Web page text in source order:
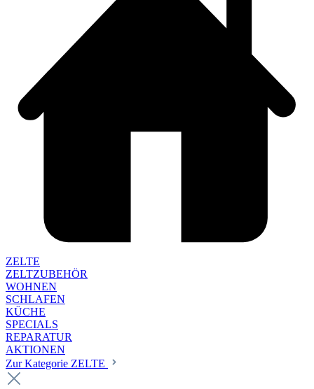
ZELTE
ZELTZUBEHÖR
WOHNEN
SCHLAFEN
KÜCHE
SPECIALS
REPARATUR
AKTIONEN
Zur Kategorie ZELTE